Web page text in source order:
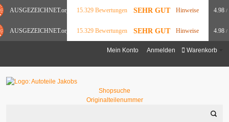
AUSGEZEICHNET.org 15.329 Bewertungen SEHR GUT Hinweise 4.98 /
AUSGEZEICHNET.org 15.329 Bewertungen SEHR GUT Hinweise 4.98 /
Warenkorb
Mein Konto Anmelden
Shopsuche
Originalteilenummer